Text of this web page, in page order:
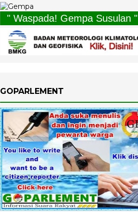
" Waspada! Gempa Susulan "
GOPARLEMENT